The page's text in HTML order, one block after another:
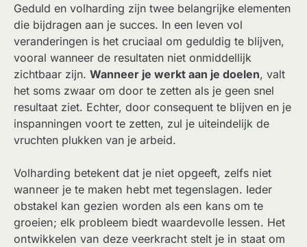
Geduld en volharding zijn twee belangrijke elementen
die bijdragen aan je succes. In een leven vol
veranderingen is het cruciaal om geduldig te blijven,
vooral wanneer de resultaten niet onmiddellijk
zichtbaar zijn. Wanneer je werkt aan je doelen, valt
het soms zwaar om door te zetten als je geen snel
resultaat ziet. Echter, door consequent te blijven en je
inspanningen voort te zetten, zul je uiteindelijk de
vruchten plukken van je arbeid.
Volharding betekent dat je niet opgeeft, zelfs niet
wanneer je te maken hebt met tegenslagen. Ieder
obstakel kan gezien worden als een kans om te
groeien; elk probleem biedt waardevolle lessen. Het
ontwikkelen van deze veerkracht stelt je in staat om